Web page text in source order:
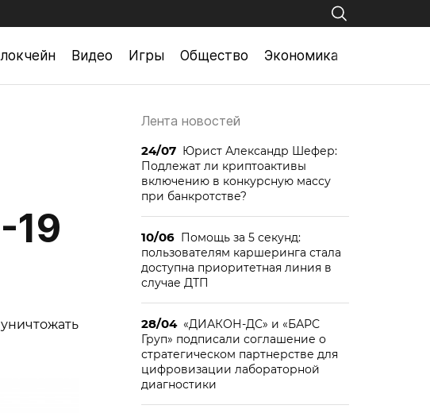
Видео Игры Общество Экономика
19
Лента новостей
24/07 Юрист Александр Шефер:
Подлежат ли криптоактивы
включению в конкурсную массу
при банкротстве?
10/06 Помощь за 5 секунд:
пользователям каршеринга стала
доступна приоритетная линия в
случае ДТП
28/04 «ДИАКОН-ДС» и «БАРС
Груп» подписали соглашение о
стратегическом партнерстве для
цифровизации лабораторной
диагностики